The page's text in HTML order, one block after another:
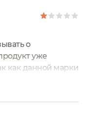
о
уже
как данной марки
отзывов.
дезодорант-